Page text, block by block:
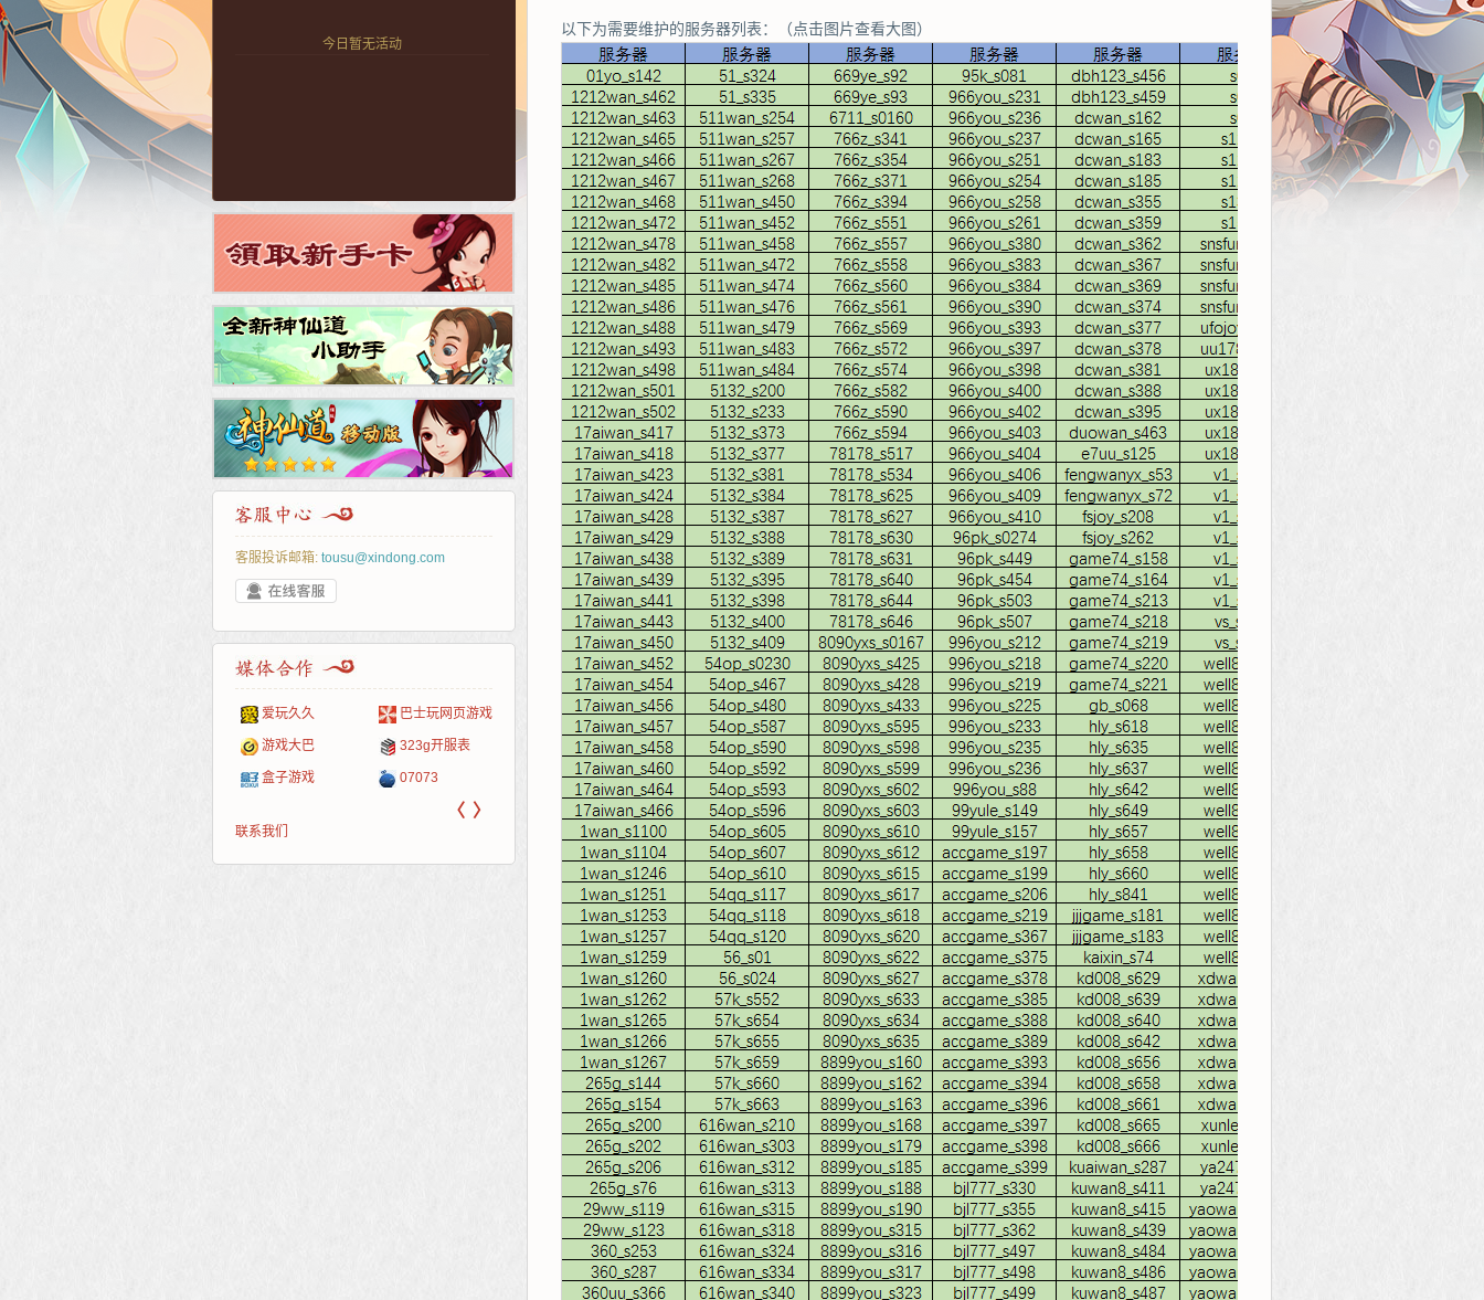
今日暂无活动
客服投诉邮箱: tousu@xindong.com
爱玩久久 巴士玩网页游戏
游戏大巴 323g开服表
盒子游戏 07073
页游网
新浪游戏
新浪页游 网易游戏
多玩
中华网
Cwan
游一游
游侠网页游戏 40407
5617网游网 一游网
开服网
斗蟹网页游戏 游戏观察
4q5q游戏
〈 〉
联系我们
以下为需要维护的服务器列表：（点击图片查看大图）